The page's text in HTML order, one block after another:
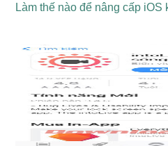
Làm thế nào để nâng cấp